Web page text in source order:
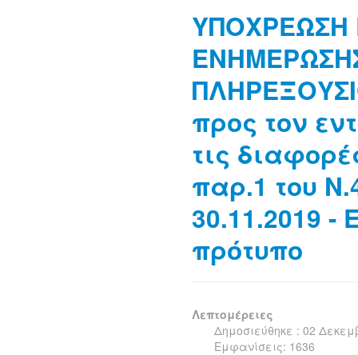
ΥΠΟΧΡΕΩΣΗ
προς τον
τις
παρ.1 του
30.11.2019 -
πρότυπο
Λεπτομέρειες
Δημοσιεύθηκε : 02
Εμφανίσεις: 1636